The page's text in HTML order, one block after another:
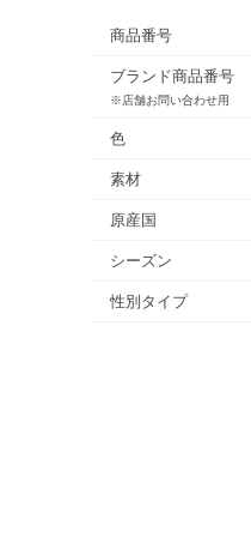
商品番号
ブランド商品番号
※店舗お問い合わせ用
色
素材
原産国
シーズン
性別タイプ